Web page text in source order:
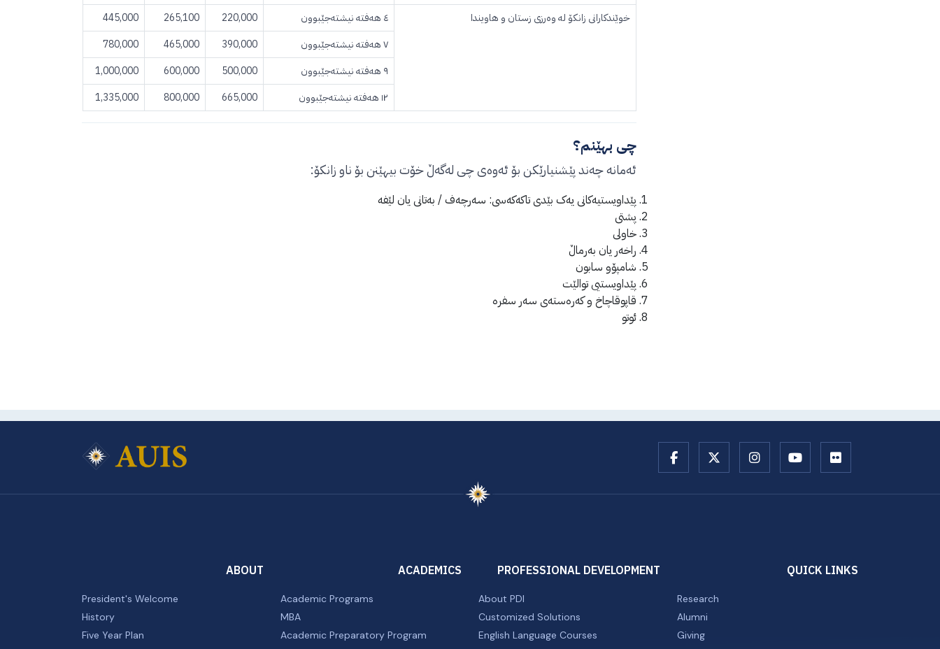
خوێندکارانی زانکۆ لە وەرزی زستان و هاویندا
٤ هەفتە نیشتەجێبوون 220,000
265,100
445,000
٧ هەفتە نیشتەجێبوون
390,000
465,000
780,000
٩ هەفتە نیشتەجێبوون
500,000
600,000
1,000,000
١٢ هەفتە نیشتەجێبوون
665,000
800,000
1,335,000
چی بهێنم؟
ئەمانە چەند پێشنیارێکن بۆ ئەوەی چی لەگەڵ خۆت بیهێنن بۆ ناو زانکۆ:
پێداویستیەکانی یەک بێدی تاکەکەسی: سەرچەف / بەتانی یان لێفە
پشتی
خاولی
راخەر یان بەرماڵ
شامپۆو سابون
پێداویستیی توالێت
قاپوقاچاخ و کەرەستەی سەر سفرە
ئوتو
ABOUT
President's Welcome
History
Five Year Plan
ACADEMICS
Academic Programs
MBA
Academic Preparatory Program
PROFESSIONAL DEVELOPMENT
About PDI
Customized Solutions
English Language Courses
QUICK LINKS
Research
Alumni
Giving